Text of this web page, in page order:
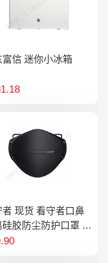
富信 迷你小冰箱
者 现货 看守者口鼻
硅胶防尘防护口罩 1
罩含10片滤芯